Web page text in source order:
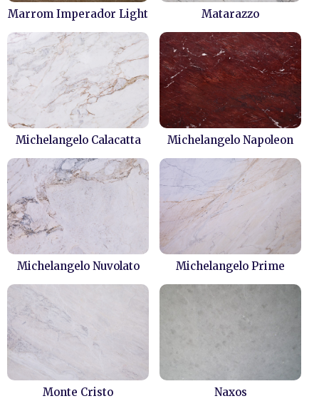
Marrom Imperador Light Matarazzo
Michelangelo Calacatta Michelangelo Napoleon
Michelangelo Nuvolato Michelangelo Prime
Monte Cristo Naxos